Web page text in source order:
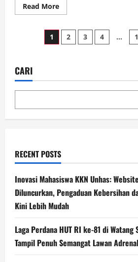
Read MoreRead
more
Desa
Kabupaten
Paginasi
1 2 3 4 …
CARI
RECENT POSTS
Inovasi Mahasiswa KKN Unhas:
Diluncurkan, Pengaduan Kebersihan
Kini Lebih Mudah
Laga Perdana HUT RI ke-81 di Watang
Tampil Penuh Semangat Lawan